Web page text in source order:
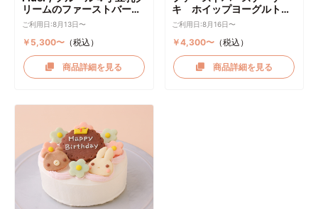
リームのファーストバース
デーケーキ ケーキトッパー
付き
ご利用日:8月13日〜
￥5,300〜（税込）
商品詳細を見る
キ ホイップヨーグルトク
リーム
ご利用日:8月16日〜
￥4,300〜 （税込）
商品詳細を見る